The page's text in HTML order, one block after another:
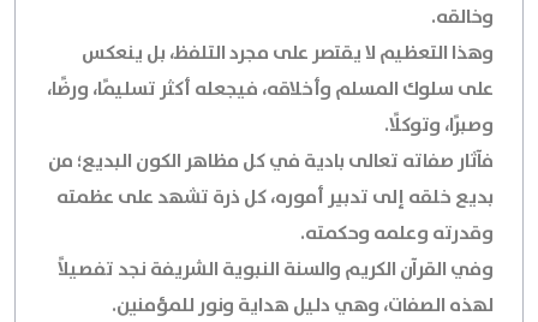
وخالقه.
وهذا التعظيم لا يقتصر على مجرد التلفظ، بل ينعكس
على سلوك المسلم وأخلاقه، فيجعله أكثر تسليمًا، ورضًا،
وصبرًا، وتوكلًا.
فآثار صفاته تعالى بادية في كل مظاهر الكون البديع؛ من
بديع خلقه إلى تدبير أموره، كل ذرة تشهد على عظمته
وقدرته وعلمه وحكمته.
وفي القرآن الكريم والسنة النبوية الشريفة نجد تفصيلاً
لهذه الصفات، وهي دليل هداية ونور للمؤمنين.